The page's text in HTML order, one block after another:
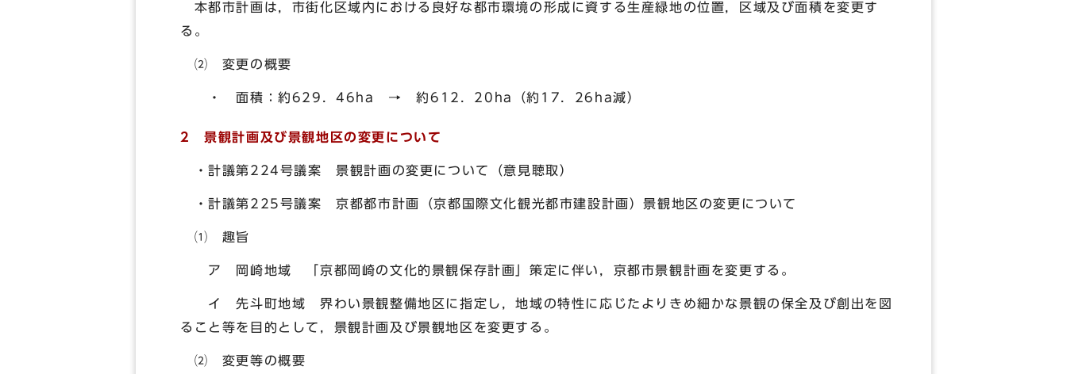
本都市計画は，市街化区域内における良好な都市環境の形成に資する生産緑地の位置，区域及び面積を変更す
る。
⑵ 変更の概要
・ 面積：約629．46ha → 約612．20ha（約17．26ha減）
2 景観計画及び景観地区の変更について
・計議第224号議案 景観計画の変更について（意見聴取）
・計議第225号議案 京都都市計画（京都国際文化観光都市建設計画）景観地区の変更について
⑴ 趣旨
ア 岡崎地域 「京都岡崎の文化的景観保存計画」策定に伴い，京都市景観計画を変更する。
イ 先斗町地域 界わい景観整備地区に指定し，地域の特性に応じたよりきめ細かな景観の保全及び創出を図
ること等を目的として，景観計画及び景観地区を変更する。
⑵ 変更等の概要